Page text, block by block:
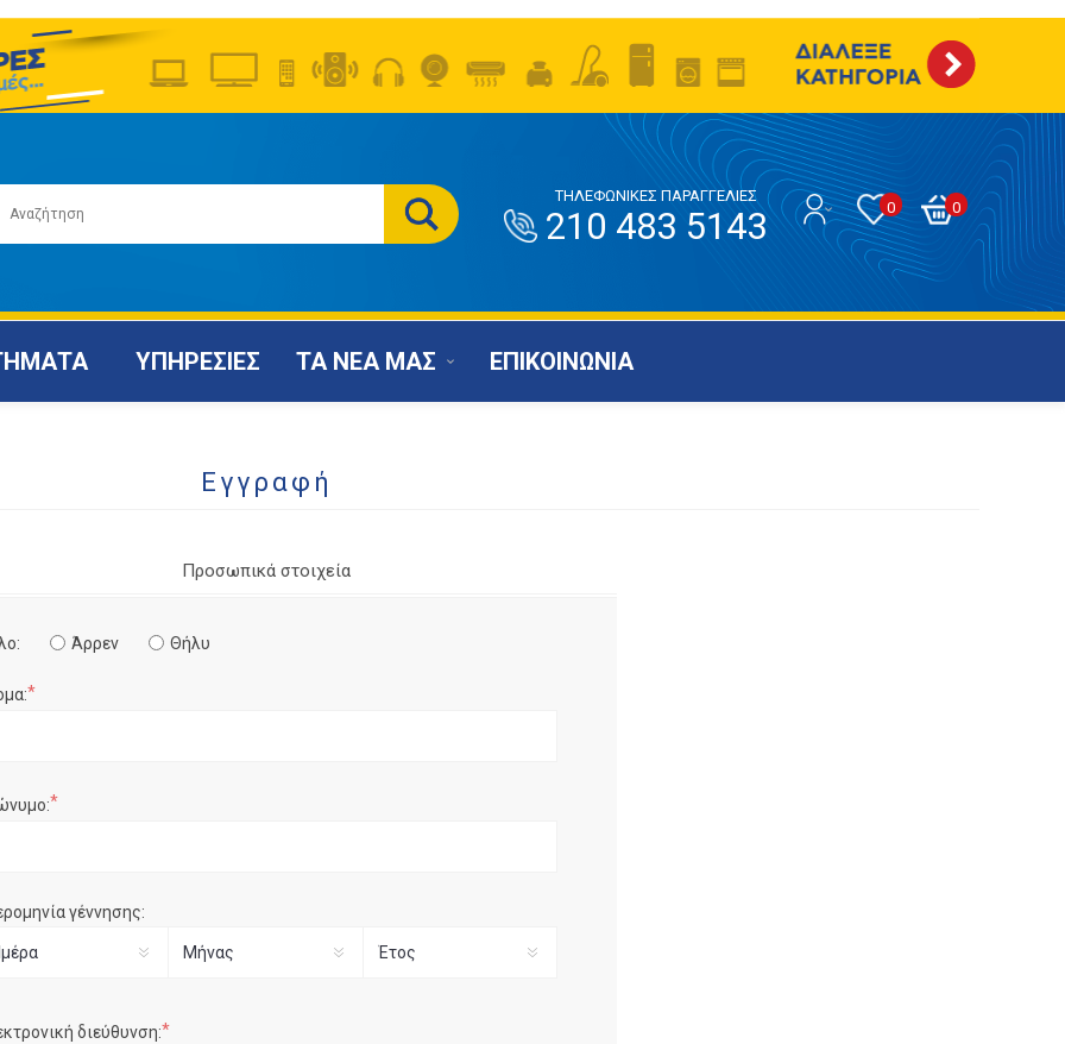
0
0
ΤΗΛΕΦΩΝΙΚΕΣ ΠΑΡΑΓΓΕΛΙΕΣ
210 483 5143
ΥΠΗΡΕΣΙΕΣ ΤΑ ΝΕΑ ΜΑΣ ΕΠΙΚΟΙΝΩΝΙΑ
Εγγραφή
Προσωπικά στοιχεία
Άρρεν Θήλυ
*
*
γέννησης:
διεύθυνση:*